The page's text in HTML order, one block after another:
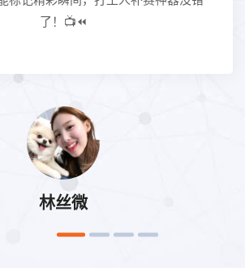
了！📺⏪
林丝微